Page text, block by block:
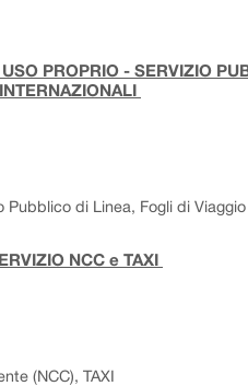
PROPRIO - SERVIZIO
di Linea, Fogli di
NCC e TAXI
(NCC), TAXI